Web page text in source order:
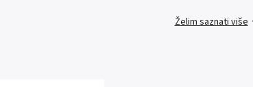
Želim saznati više